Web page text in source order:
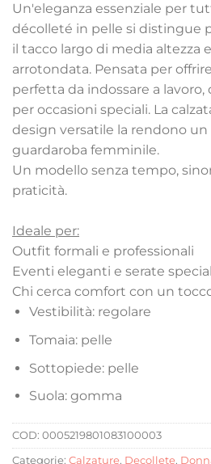
Un'eleganza essenziale per
décolleté in pelle si distingue
il tacco largo di media altezza
arrotondata. Pensata per
perfetta da indossare a
per occasioni speciali. La
design versatile la rendono
guardaroba femminile.
Un modello senza tempo,
praticità.
Ideale per:
Outfit formali e professionali
Eventi eleganti e serate
Chi cerca comfort con un
Vestibilità: regolare
Tomaia: pelle
Sottopiede: pelle
Suola: gomma
COD: 0005219801083100003
Categorie: Calzature, Decollete,